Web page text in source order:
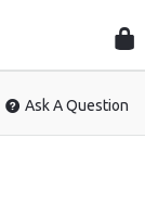
Ask A Question